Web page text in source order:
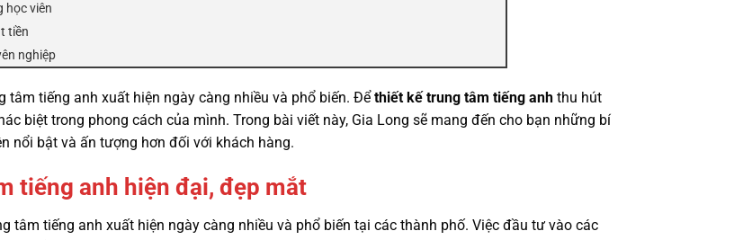
học viên
tiền
nghiệp
tâm tiếng anh xuất hiện ngày càng nhiều và phổ biến. Đểthiết kế trung tâm tiếng anh thu hút
biệt trong phong cách của mình. Trong bài viết này, Gia Long sẽ mang đến cho bạn những bí
nổi bật và ấn tượng hơn đối với khách hàng.
tiếng anh hiện đại, đẹp mắt
tâm tiếng anh xuất hiện ngày càng nhiều và phổ biến tại các thành phố. Việc đầu tư vào các